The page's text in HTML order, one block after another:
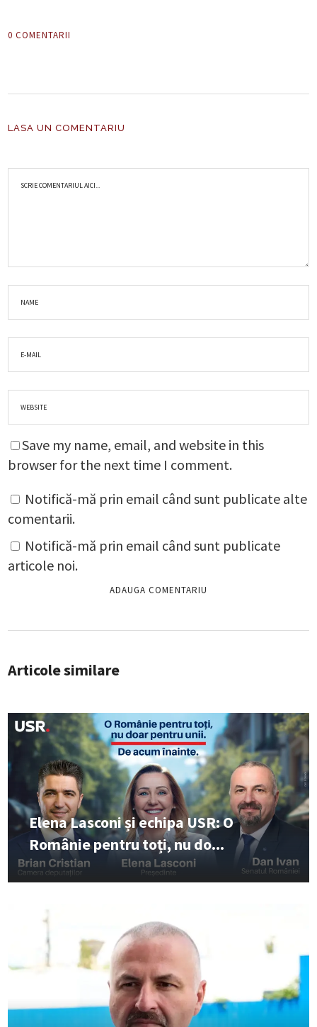
0 COMENTARII
LASA UN COMENTARIU
Save my name, email, and website in this
browser for the next time I comment.
Notifică-mă prin email când sunt publicate alte
comentarii.
Notifică-mă prin email când sunt publicate
articole noi.
Articole similare
Elena Lasconi și echipa USR: O
Românie pentru toți, nu do...